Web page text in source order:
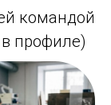
командой
профиле)